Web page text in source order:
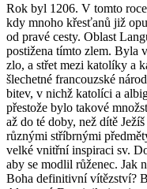
Rok byl 1206. V tomto
kdy mnoho křesťanů již
od pravé cesty. Oblast
postižena tímto zlem. Byla
zlo, a střet mezi katolíky a
šlechetné francouzské
bitev, v nichž katolíci a
přestože bylo takové
až do té doby, než dítě
různými stříbrnými
velké vnitřní inspiraci sv.
aby se modlil růženec. Jak
Boha definitivní vítězství?